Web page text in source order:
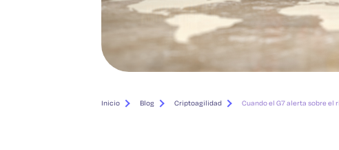
Inicio Blog Criptoagilidad Cuando el G7 alerta sobre el